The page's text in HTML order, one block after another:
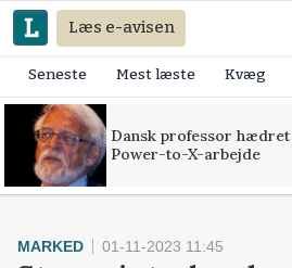
Læs e-avisen
Seneste Mest læste Kvæg
Dansk professor
Power-to-X-arbejde
MARKED 01-11-2023 11:45